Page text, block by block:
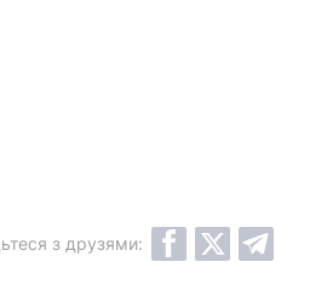
з друзями: